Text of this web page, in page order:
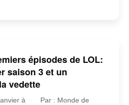
épisodes de LOL:
saison 3 et un
vedette
à
Par : Monde de